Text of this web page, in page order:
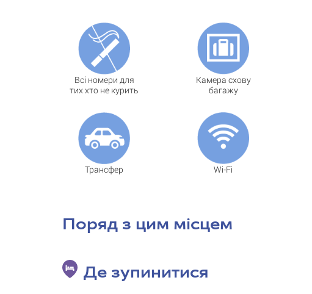
Всі номери для
тих хто не курить
Камера схову
багажу
Трансфер Wi-Fi
Поряд з цим місцем
Де зупинитися